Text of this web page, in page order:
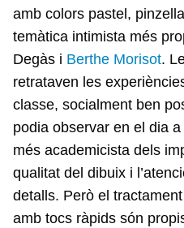
amb colors pastel,
temàtica intimista més
Degàs i Berthe Morisot.
retrataven les
classe, socialment ben
podia observar en el dia
més academicista dels
qualitat del dibuix i
detalls. Però el
amb tocs ràpids són